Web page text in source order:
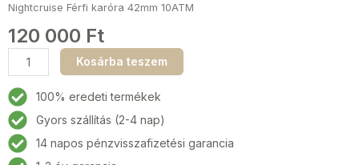
Nightcruise Férfi karóra 42mm 10ATM
120 000 Ft
Zeppelin
7288-
3
Set
Nightcruise
Férfi
karóra
Kosárba teszem
100% eredeti termékek
Gyors szállítás (2-4 nap)
14 napos pénzvisszafizetési garancia